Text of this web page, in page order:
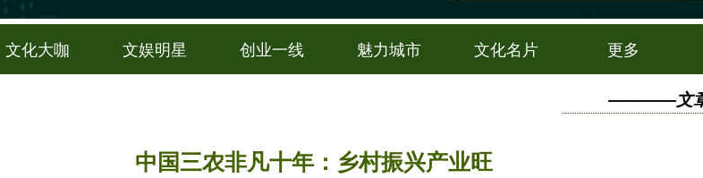
文化大咖 文娱明星 创业一线 魅力城市 文化名片 更多
————文
中国三农非凡十年：乡村振兴产业旺